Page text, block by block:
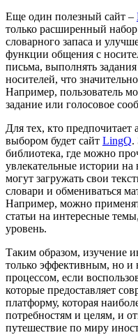
Еще один полезный сайт –
только расширенный
словарного запаса и
функции общения с
письма, выполнять
носителей, что
Например, пользователь
задание или голосовое
Для тех, кто
выбором будет сайт LingQ.
библиотека, где можно
увлекательные истории
могут загружать свои
словари и обмениваться
Например, можно
статьи на интересные
уровень.
Таким образом, изучение
только эффективным, но и
процессом, если
которые предоставляет
платформу, которая
потребностям и целям, и
путешествие по миру